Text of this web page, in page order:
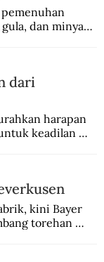
dan minyak
dari
harapan
keadilan
1998.
kini Bayer
torehan